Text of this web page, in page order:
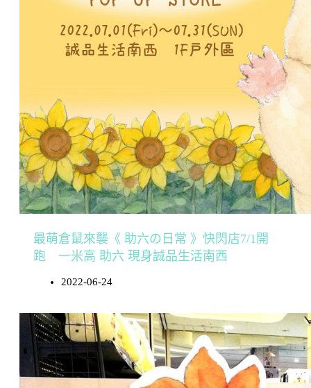
最萌倉鼠來襲《 助六の日常 》快閃店7/1開
跑 一米高 助六 現身誠品生活南西
2022-06-24